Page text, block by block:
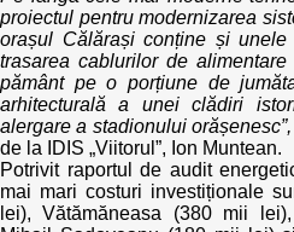
proiectul pentru modernizarea
orașul Călărași conține și unele
trasarea cablurilor de
pământ pe o porțiune de
arhitecturală a unei clădiri
alergare a stadionului orășenesc”,
de la IDIS „Viitorul”, Ion Muntean.
Potrivit raportul de audit
mai mari costuri investiționale
lei), Vătămăneasa (380 mii